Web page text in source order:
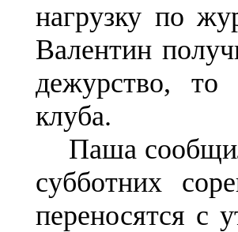
нагрузку по
Валентин
дежурство, то
клуба.
Паша
субботних
переносятся с